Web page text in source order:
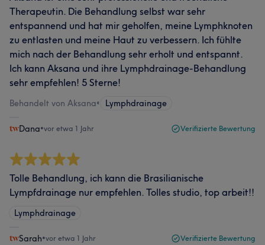
Therapeutin. Die Behandlung selbst war sehr
entspannend und hat mir geholfen, meine Lymphknoten
zu entlasten und meine Haut zu verbessern. Ich fühlte
mich nach der Behandlung sehr erholt und entspannt.
Ich kann Aksana und ihre Lymphdrainage-Behandlung
sehr empfehlen! 5 Sterne!
Behandelt von Aksana• Lymphdrainage
Dana•vor etwa 1 Jahr Verifizierte Bewertung
Tolle Behandlung, ich kann die Brasilianische
Lympfdrainage nur empfehlen. Tolles studio, top arbeit!!
Lymphdrainage
Sarah•vor etwa 1 Jahr Verifizierte Bewertung